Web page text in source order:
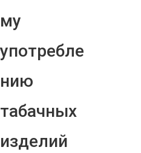
му
употребле
нию
табачных
изделий